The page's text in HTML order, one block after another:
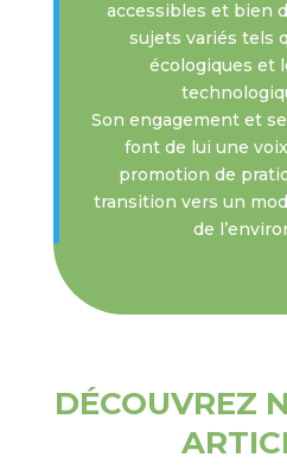
accessibles et bien
sujets variés tels
écologiques et
Son engagement et
font de lui une
promotion de
transition vers un
de
DÉCOUVREZ